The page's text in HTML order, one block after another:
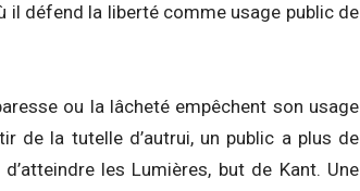
il défend la liberté comme usage public de
ou la lâcheté empêchent son usage
de la tutelle d’autrui, un public a plus de
les Lumières, but de Kant. Une